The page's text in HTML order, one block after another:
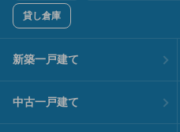
貸し倉庫
新築一戸建て
中古一戸建て